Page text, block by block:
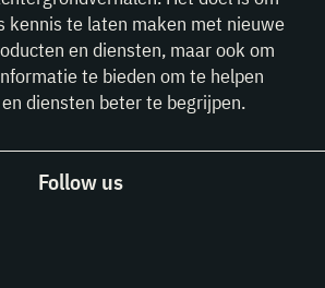
kennis te laten maken met nieuwe
en diensten, maar ook om
te bieden om te helpen
diensten beter te begrijpen.
Follow us